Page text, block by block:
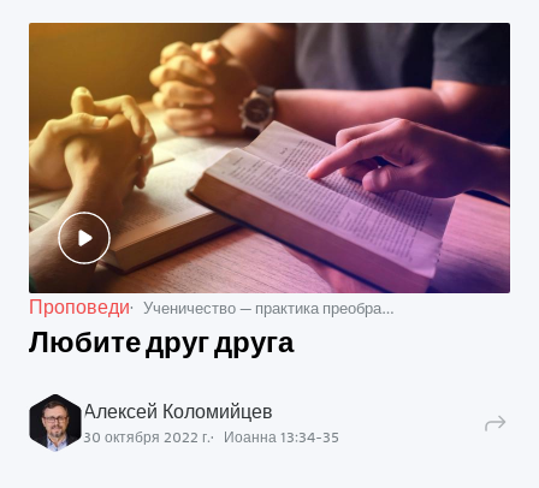
Проповеди Ученичество — практика преображающего влияния
Любите друг друга
Алексей Коломийцев
30 октября 2022 г. Иоанна 13:34-35